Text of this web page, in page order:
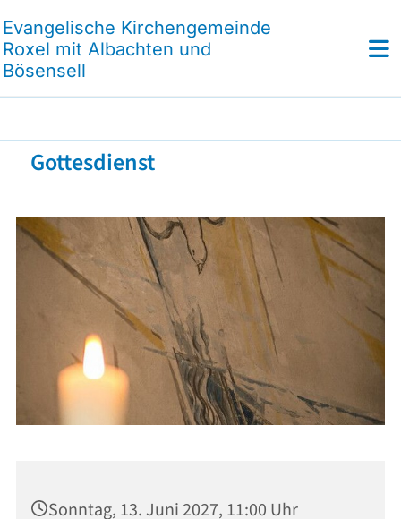
Evangelische Kirchengemeinde
Roxel mit Albachten und
Bösensell
Gottesdienst
Sonntag, 13. Juni 2027, 11:00 Uhr